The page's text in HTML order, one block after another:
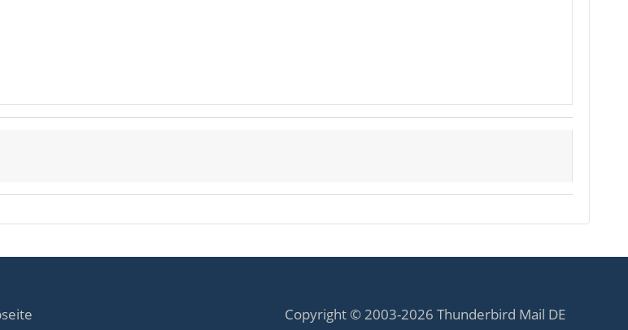
Copyright © 2003-2026 Thunderbird Mail DE